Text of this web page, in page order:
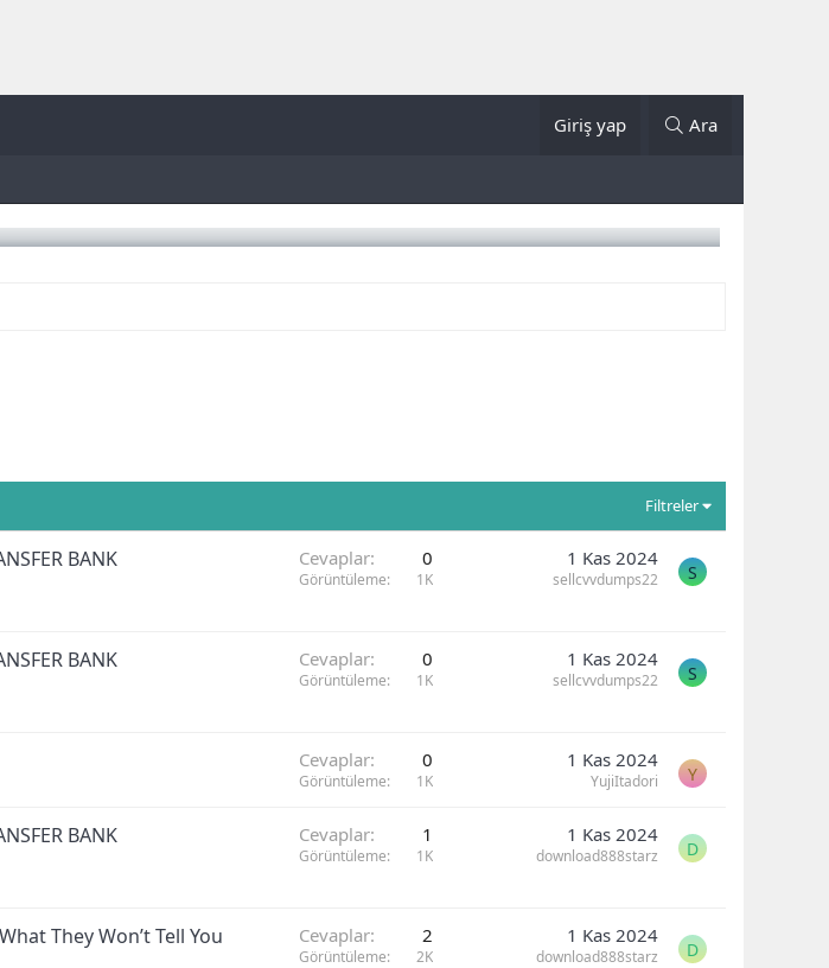
Giriş yap Ara
Filtreler
BANK
Cevaplar 0
Görüntüleme 1K
1 Kas 2024
sellcvvdumps22 S
BANK
Cevaplar 0
Görüntüleme 1K
1 Kas 2024
sellcvvdumps22 S
Cevaplar 0
Görüntüleme 1K
1 Kas 2024
YujiItadori Y
BANK
Cevaplar 1
Görüntüleme 1K
1 Kas 2024
download888starz D
They Won’t Tell You
Cevaplar 2
Görüntüleme 2K
1 Kas 2024
download888starz D